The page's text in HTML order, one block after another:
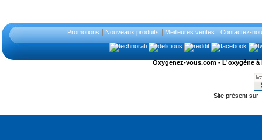
Promotions Nouveaux produits Meilleures ventes Contactez-
Oxygenez-vous.com - L'oxygène
Site présent sur